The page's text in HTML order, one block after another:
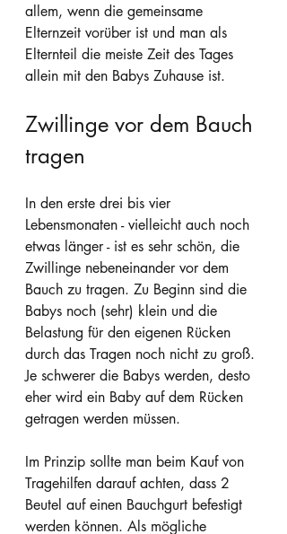
allem, wenn die gemeinsame
Elternzeit vorüber ist und man als
Elternteil die meiste Zeit des Tages
allein mit den Babys Zuhause ist.
Zwillinge vor dem Bauch
tragen
In den erste drei bis vier
Lebensmonaten - vielleicht auch noch
etwas länger - ist es sehr schön, die
Zwillinge nebeneinander vor dem
Bauch zu tragen. Zu Beginn sind die
Babys noch (sehr) klein und die
Belastung für den eigenen Rücken
durch das Tragen noch nicht zu groß.
Je schwerer die Babys werden, desto
eher wird ein Baby auf dem Rücken
getragen werden müssen.
Im Prinzip sollte man beim Kauf von
Tragehilfen darauf achten, dass 2
Beutel auf einen Bauchgurt befestigt
werden können. Als mögliche